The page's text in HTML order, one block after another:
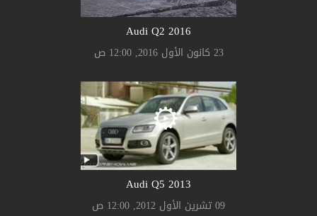
Audi Q2 2016
23 كانون الأول 2016, 12:00 ص
Audi Q5 2013
09 تشرين الأول 2012, 12:00 ص